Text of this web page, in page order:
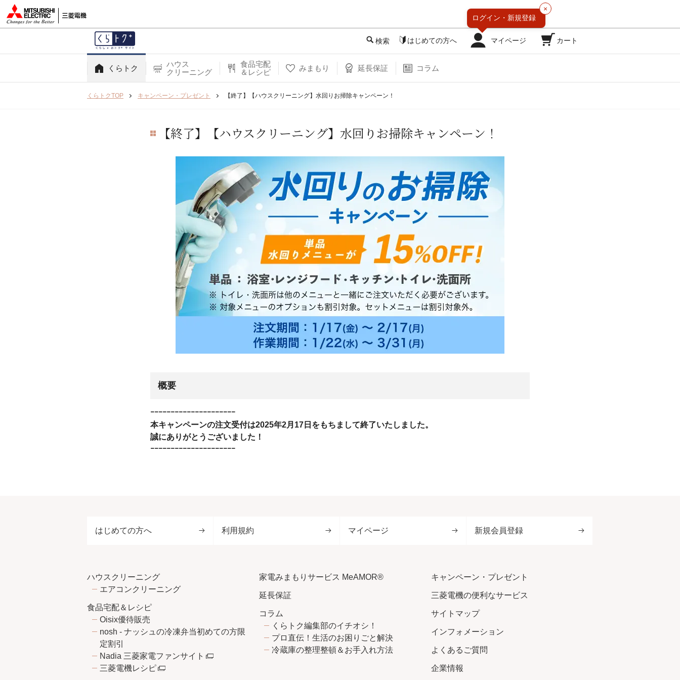
検索 はじめての方へ マイページ
×
ログイン・ 新規登録
カート
くらトク
ハウス
クリーニング
食品宅配
＆レシピ
みまもり 延長保証 コラム
くらトクTOP キャンペーン・プレゼント 【終了】【ハウスクリーニング】水回りお掃除キャンペーン！
【終了】【ハウスクリーニング】水回りお掃除キャンペーン！
概要
ｰｰｰｰｰｰｰｰｰｰｰｰｰｰｰｰｰｰｰｰｰ
本キャンペーンの注文受付は2025年2月17日をもちまして終了いたしました。
誠にありがとうございました！
ｰｰｰｰｰｰｰｰｰｰｰｰｰｰｰｰｰｰｰｰｰ
はじめての方へ 利用規約 マイページ 新規会員登録
ハウスクリーニング
エアコンクリーニング
食品宅配＆レシピ
Oisix優待販売
nosh - ナッシュの冷凍弁当初めての方限
定割引
Nadia 三菱家電ファンサイト
三菱電機レシピ
家電みまもりサービス MeAMOR®
延長保証
コラム
くらトク編集部のイチオシ！
プロ直伝！生活のお困りごと解決
冷蔵庫の整理整頓＆お手入れ方法
キャンペーン・プレゼント
三菱電機の便利なサービス
サイトマップ
インフォメーション
よくあるご質問
企業情報